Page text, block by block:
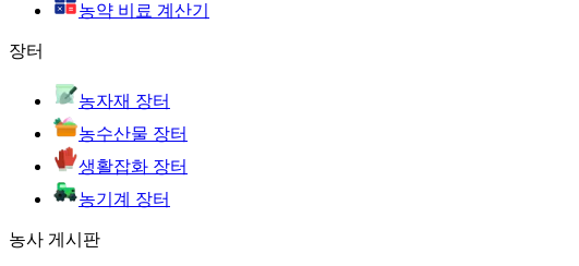
농약 비료 계산기
장터
농자재 장터
농수산물 장터
생활잡화 장터
농기계 장터
농사 게시판